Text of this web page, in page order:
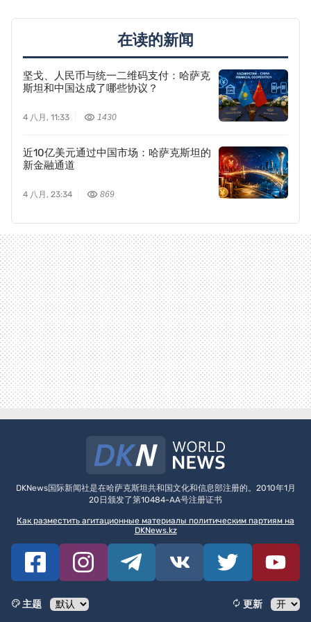
在读的新闻
坚戈、人民币与统一二维码支付：哈萨克
斯坦和中国达成了哪些协议？
4 八月, 11:33 1430
近10亿美元通过中国市场：哈萨克斯坦的
新金融通道
4 八月, 23:34 869
DKNews国际新闻社是在哈萨克斯坦共和国文化和信息部注册的。2010年1月
20日颁发了第10484-AA号注册证书
Как разместить агитационные материалы политическим партиям на
DKNews.kz
主题
更新